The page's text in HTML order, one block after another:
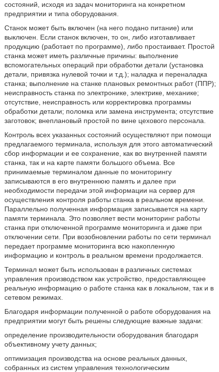
состояний, исходя из задач мониторинга на конкретном
предприятии и типа оборудования.
Станок может быть включен (на него подано питание) или
выключен. Если станок включен, то он, либо изготавливает
продукцию (работает по программе), либо простаивает. Простой
станка может иметь различные причины: выполнение
вспомогательных операций при обработки детали (установка
детали, привязка нулевой точки и т.д.); наладка и переналадка
станка; выполнение на станке плановых ремонтных работ (ППР);
неисправность станка по электронике, электрике, механике;
отсутствие, неисправность или корректировка программы
обработки детали; поломка или замена инструмента; отсутствие
заготовок; внеплановый простой по вине цехового персонала.
Контроль всех указанных состояний осуществляют при помощи
предлагаемого терминала, используя для этого автоматический
сбор информации и ее сохранение, как во внутренней памяти
станка, так и на карте памяти большого объема. Все
принимаемые терминалом данные по мониторингу
записываются в его внутреннюю память и далее при
необходимости передачи этой информации на сервер для
осуществления контроля работы станка в реальном времени.
Параллельно полученная информация записывается на карту
памяти терминала. Это позволяет вести мониторинг работы
станка при отключенной программе мониторинга и даже при
отключении сети. При возобновлении работы по сети терминал
передает программе мониторинга всю накопленную
информацию и контроль в реальном времени продолжается.
Терминал может быть использован в различных системах
управления производством как устройство, предоставляющее
реальную информацию о работе станка как в локальном, так и в
сетевом режимах.
Благодаря информации полученной о работе оборудования на
предприятии могут быть решены следующие важные задачи:
определение производительности оборудования благодаря
объективному учету данных;
оптимизация производства на основе реальных данных,
собранных из систем управления технологическим